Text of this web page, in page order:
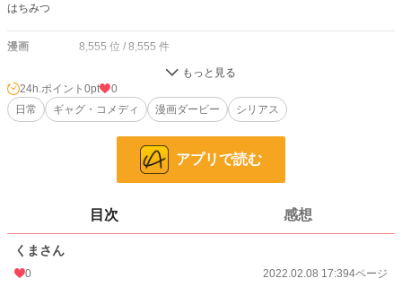
はちみつ
漫画 8,555 位 / 8,555 件
お気に入り 6
初回公開日時 2022.02.08 17:39
週間ポイント
24h.ポイント 0pt
0
日常
ギャグ・コメディ 漫画ダービー シリアス
アプリで読む
目次 感想
くまさん
0 2022.02.08 17:394ページ